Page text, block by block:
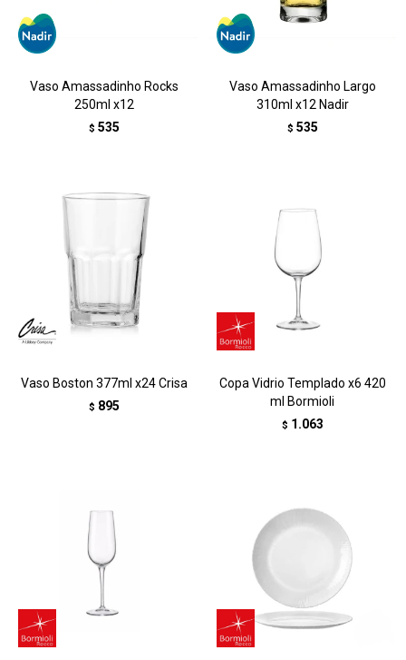
Vaso Amassadinho Rocks
250ml x12
$ 535
Vaso Amassadinho Largo
310ml x12 Nadir
$ 535
Vaso Boston 377ml x24 Crisa
$ 895
Copa Vidrio Templado x6 420
ml Bormioli
$ 1.063